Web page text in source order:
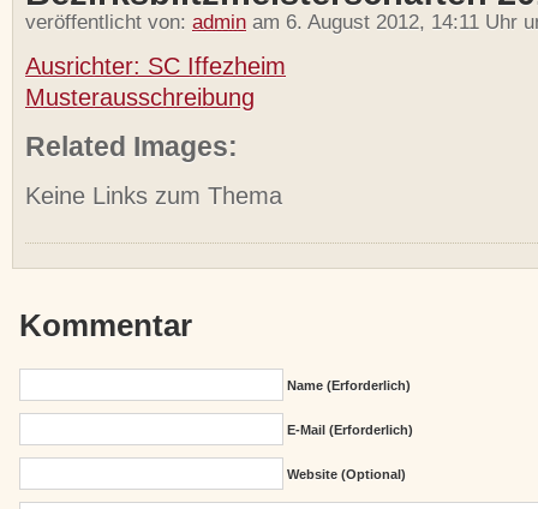
veröffentlicht von: admin am 6. August 2012, 14:11 Uhr
Ausrichter: SC Iffezheim
Musterausschreibung
Related Images:
Keine Links zum Thema
Kommentar
Name (erforderlich)
E-Mail (erforderlich)
Website (Optional)